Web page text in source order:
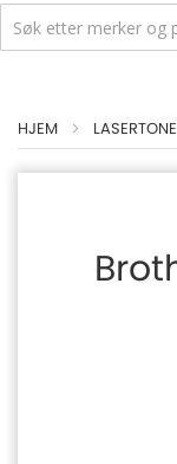
til
HJEM